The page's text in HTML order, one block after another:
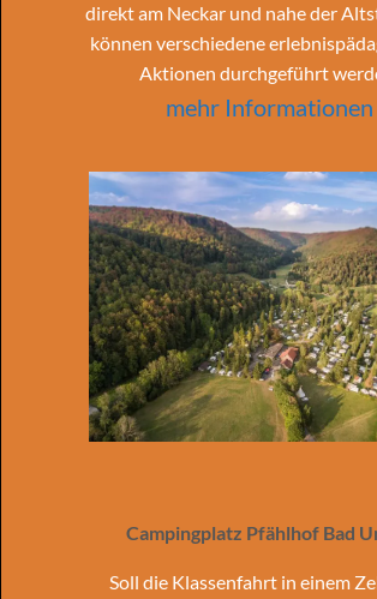
direkt am Neckar und nahe der
können verschiedene
Aktionen durchgeführt
mehr Informationen
Campingplatz Pfählhof Bad
Soll die Klassenfahrt in einem